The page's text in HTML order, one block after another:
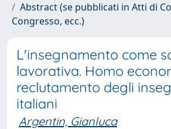
Abstract (se pubblicati in Atti di
Congresso, ecc.)
L'insegnamento come
lavorativa. Homo
reclutamento degli
italiani
Argentin, Gianluca